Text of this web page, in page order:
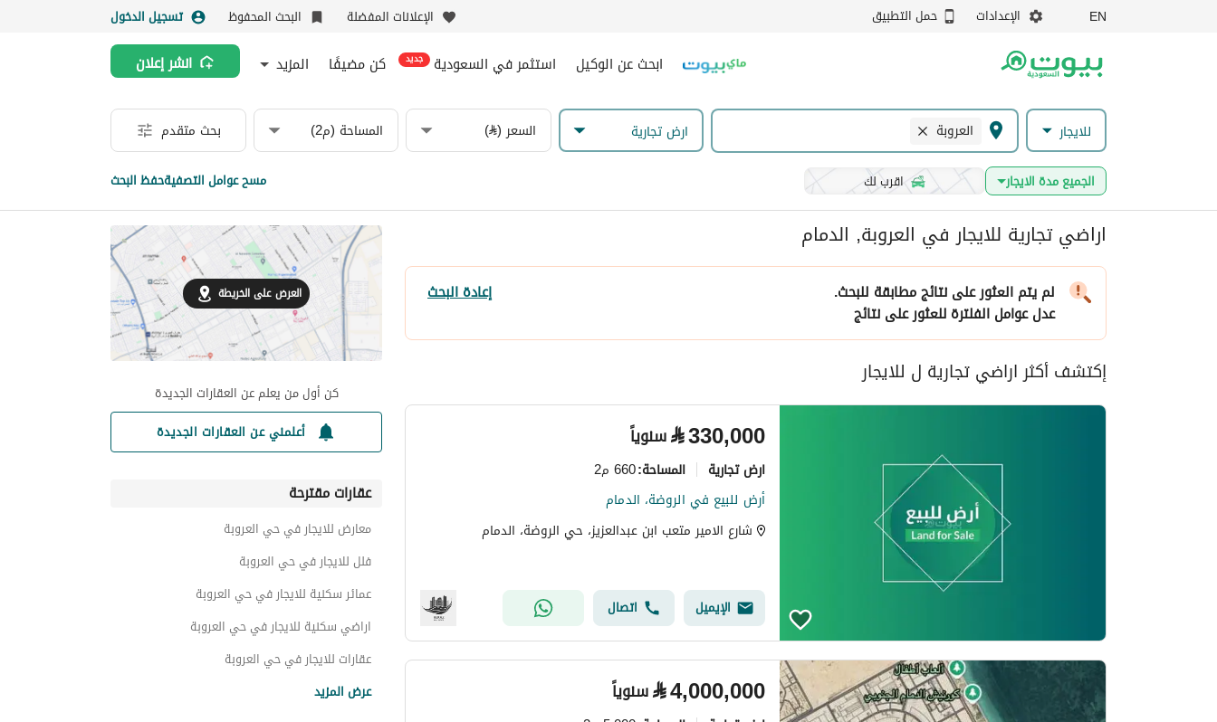
EN الإعدادات حمل التطبيق الإعلانات المفضلة البحث المحفوظ تسجيل الدخول
ابحث عن الوكيل استثمر في السعودية جديد كن مضيفًا المزيد انشر إعلان
للايجار العروبة ارض تجارية السعر (⃁) المساحة (م2) بحث متقدم
الجميع مدة الايجار اقرب لك مسح عوامل التصفيةحفظ البحث
اراضي تجارية للايجار في العروبة, الدمام
لم يتم العثور على نتائج مطابقة للبحث. إعادة البحث
عدل عوامل الفلترةللعثور على نتائج
إكتشف أكثر اراضي تجارية ل للايجار
⃁330,000 سنوياً
ارض تجارية المساحة:660 م2
أرض للبيع في الروضة، الدمام
شارع الامير متعب ابن عبدالعزيز، حي الروضة، الدمام
الإيميل اتصال
⃁4,000,000 سنوياً
العرض على الخريطة
كن أول من يعلم عن العقارات الجديدة
أعلمني عن العقارات الجديدة
عقارات مقترحة
معارض للايجار في حي العروبة
فلل للايجار في حي العروبة
عمائر سكنية للايجار في حي العروبة
اراضي سكنية للايجار في حي العروبة
عقارات للايجار في حي العروبة
عرض المزيد